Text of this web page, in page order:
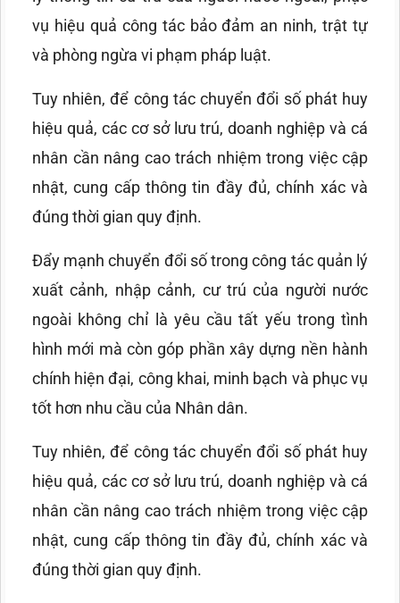
vụ hiệu quả công tác bảo đảm an ninh, trật tự
và phòng ngừa vi phạm pháp luật.
Tuy nhiên, để công tác chuyển đổi số phát huy
hiệu quả, các cơ sở lưu trú, doanh nghiệp và cá
nhân cần nâng cao trách nhiệm trong việc cập
nhật, cung cấp thông tin đầy đủ, chính xác và
đúng thời gian quy định.
Đẩy mạnh chuyển đổi số trong công tác quản lý
xuất cảnh, nhập cảnh, cư trú của người nước
ngoài không chỉ là yêu cầu tất yếu trong tình
hình mới mà còn góp phần xây dựng nền hành
chính hiện đại, công khai, minh bạch và phục vụ
tốt hơn nhu cầu của Nhân dân.
Tuy nhiên, để công tác chuyển đổi số phát huy
hiệu quả, các cơ sở lưu trú, doanh nghiệp và cá
nhân cần nâng cao trách nhiệm trong việc cập
nhật, cung cấp thông tin đầy đủ, chính xác và
đúng thời gian quy định.